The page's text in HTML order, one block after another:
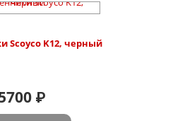
Scoyco K12, черный
₽